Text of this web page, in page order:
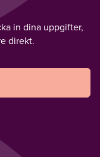
in dina uppgifter,
direkt.